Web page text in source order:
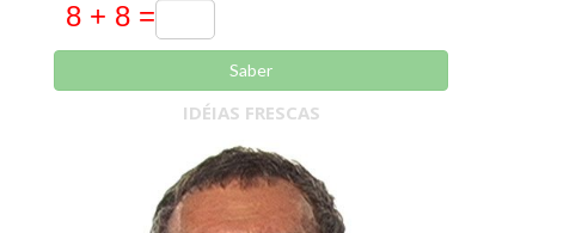
Saber
IDÉIAS FRESCAS